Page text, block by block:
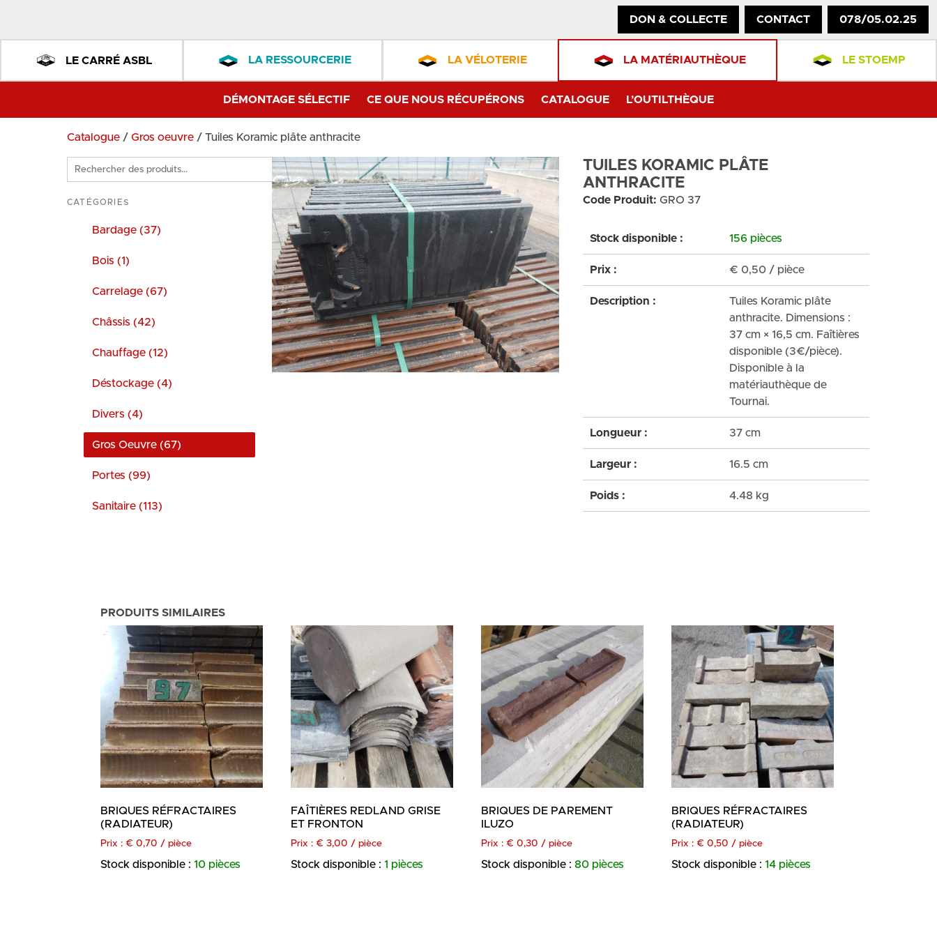
DON & COLLECTE CONTACT 078/05.02.25
LE CARRÉ ASBL LA RESSOURCERIE LA VÉLOTERIE LA MATÉRIAUTHÈQUE LE STOEMP
DÉMONTAGE SÉLECTIF CE QUE NOUS RÉCUPÉRONS CATALOGUE L’OUTILTHÈQUE
Catalogue / Gros oeuvre / Tuiles Koramic plâte anthracite
Rechercher
des
produits
CATÉGORIES
Bardage (37)
Bois (1)
Carrelage (67)
Châssis (42)
Chauffage (12)
Déstockage (4)
Divers (4)
Gros Oeuvre (67)
Portes (99)
Sanitaire (113)
TUILES KORAMIC PLÂTE
ANTHRACITE
Code Produit:GRO 37
Stock disponible : 156 pièces
Prix : € 0,50 / pièce
Description :
Tuiles Koramic plâte
anthracite. Dimensions :
37 cm × 16,5 cm. Faîtières
disponible (3€/pièce).
Disponible à la
matériauthèque de
Tournai.
Longueur : 37 cm
Largeur : 16.5 cm
Poids : 4.48 kg
PRODUITS SIMILAIRES
BRIQUES RÉFRACTAIRES
(RADIATEUR)
Prix : € 0,70 / pièce
Stock disponible : 10 pièces
FAÎTIÈRES REDLAND GRISE
ET FRONTON
Prix : € 3,00 / pièce
Stock disponible : 1 pièces
BRIQUES DE PAREMENT
ILUZO
Prix : € 0,30 / pièce
Stock disponible : 80 pièces
BRIQUES RÉFRACTAIRES
(RADIATEUR)
Prix : € 0,50 / pièce
Stock disponible : 14 pièces